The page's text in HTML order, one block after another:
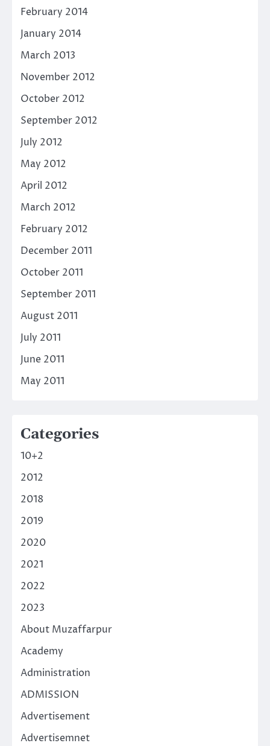
February 2014
January 2014
March 2013
November 2012
October 2012
September 2012
July 2012
May 2012
April 2012
March 2012
February 2012
December 2011
October 2011
September 2011
August 2011
July 2011
June 2011
May 2011
Categories
10+2
2012
2018
2019
2020
2021
2022
2023
About Muzaffarpur
Academy
Administration
ADMISSION
Advertisement
Advertisemnet